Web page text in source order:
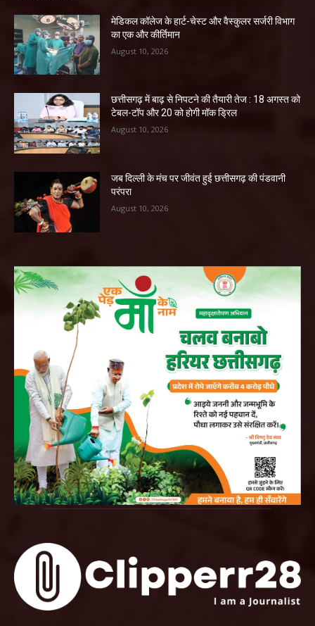
​मेडिकल कॉलेज के हार्ट-चेस्ट और वैस्कुलर सर्जरी विभाग
का एक और कीर्तिमान
August 10, 2026
छत्तीसगढ़ में बाढ़ से निपटने की तैयारी तेज : 18 अगस्त को
टेबल-टॉप और 20 को होगी मॉक ड्रिल
August 10, 2026
जब दिल्ली के मंच पर जीवंत हुई छत्तीसगढ़ की पंडवानी
परंपरा
August 10, 2026